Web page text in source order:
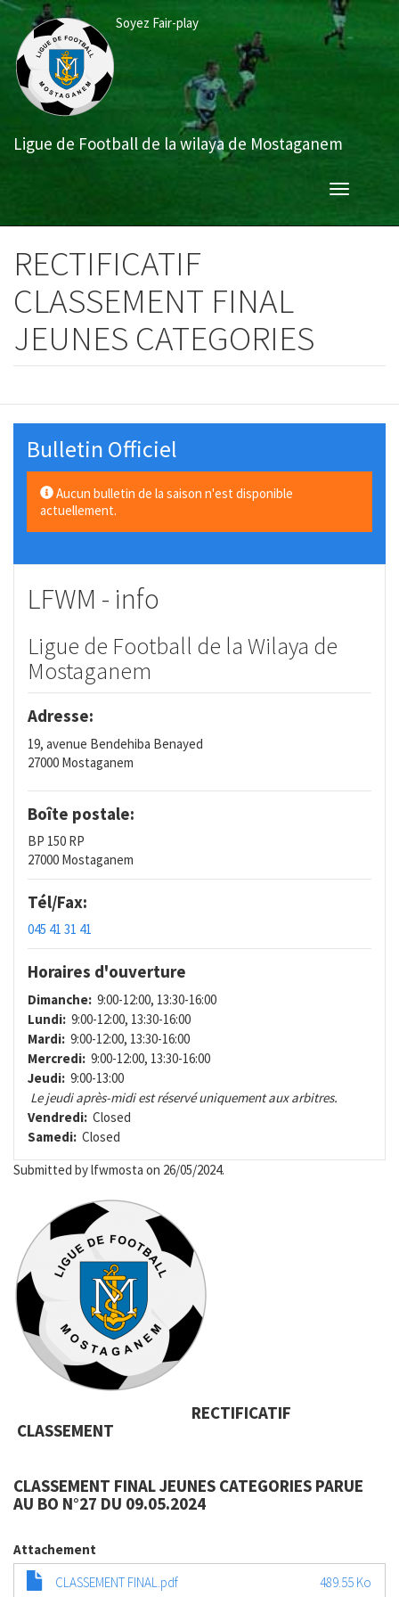
Aller
contenu
principal
Ligue de Football de la wilaya de Mostaganem
Soyez Fair-play
Toggle
RECTIFICATIF
CLASSEMENT FINAL
JEUNES CATEGORIES
Bulletin Officiel
Aucun bulletin de la saison n'est disponible
actuellement.
LFWM - info
Ligue de Football de la Wilaya de
Mostaganem
Adresse:
19, avenue Bendehiba Benayed
27000 Mostaganem
Boîte postale:
BP 150 RP
27000 Mostaganem
Tél/Fax:
045 41 31 41
Horaires d'ouverture
Dimanche: 9:00-12:00, 13:30-16:00
Lundi: 9:00-12:00, 13:30-16:00
Mardi: 9:00-12:00, 13:30-16:00
Mercredi: 9:00-12:00, 13:30-16:00
Jeudi: 9:00-13:00
Le jeudi après-midi est réservé uniquement aux arbitres.
Vendredi: Closed
Samedi: Closed
Submitted bylfwmosta on 26/05/2024.
RECTIFICATIF
CLASSEMENT
CLASSEMENT FINAL JEUNES CATEGORIES PARUE
AU BO N°27 DU 09.05.2024
Attachement
CLASSEMENT FINAL.pdf
489.55 Ko